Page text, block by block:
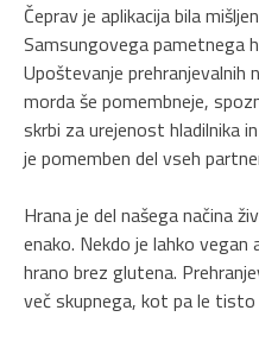
Čeprav je aplikacija bila
Samsungovega pametnega
Upoštevanje prehranjevalnih
morda še pomembneje,
skrbi za urejenost hladilnika
je pomemben del vseh
Hrana je del našega načina
enako. Nekdo je lahko
hrano brez glutena.
več skupnega, kot pa le tisto